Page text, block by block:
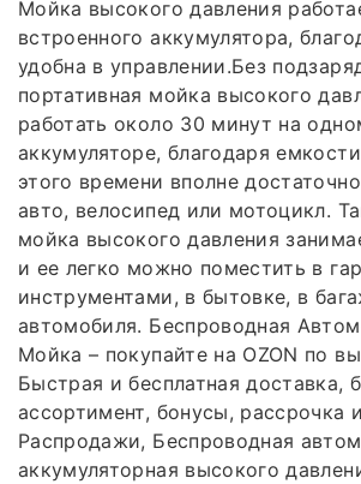
Мойка высокого давления
встроенного аккумулятора,
удобна в управлении.Без
портативная мойка высокого
работать около 30 минут на
аккумуляторе, благодаря
этого времени вполне
авто, велосипед или мотоцикл.
мойка высокого давления
и ее легко можно поместить в
инструментами, в бытовке, в
автомобиля. Беспроводная
Мойка – покупайте на OZON по
Быстрая и бесплатная доставка,
ассортимент, бонусы, рассрочка
Распродажи, Беспроводная
аккумуляторная высокого